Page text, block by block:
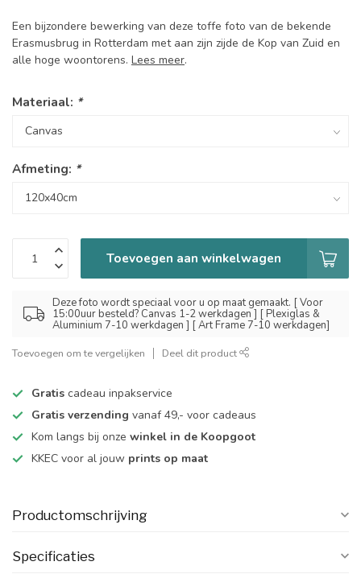
Een bijzondere bewerking van deze toffe foto van de bekende
Erasmusbrug in Rotterdam met aan zijn zijde de Kop van Zuid en
alle hoge woontorens. Lees meer.
Materiaal: *
Afmeting: *
Toevoegen aan winkelwagen
Deze foto wordt speciaal voor u op maat gemaakt. [ Voor
15:00uur besteld? Canvas 1-2 werkdagen ] [ Plexiglas &
Aluminium 7-10 werkdagen ] [ Art Frame 7-10 werkdagen]
Toevoegen om te vergelijken Deel dit product
Gratis cadeau inpakservice
Gratis verzending vanaf 49,- voor cadeaus
Kom langs bij onze winkel in de Koopgoot
KKEC voor al jouw prints op maat
Productomschrijving
Specificaties